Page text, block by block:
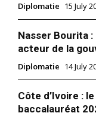
Diplomatie 15 July
Nasser Bourita
acteur de la
Diplomatie 14 July
Côte d’Ivoire :
baccalauréat